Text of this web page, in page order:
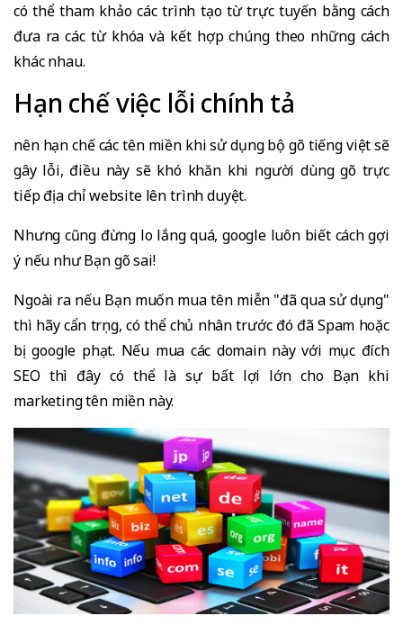
có thể tham khảo các trình tạo từ trực tuyến bằng cách
đưa ra các từ khóa và kết hợp chúng theo những cách
khác nhau.
Hạn chế việc lỗi chính tả
nên hạn chế các tên miền khi sử dụng bộ gõ tiếng việt sẽ
gây lỗi, điều này sẽ khó khăn khi người dùng gõ trực
tiếp địa chỉ website lên trình duyệt.
Nhưng cũng đừng lo lắng quá, google luôn biết cách gợi
ý nếu như Bạn gõ sai!
Ngoài ra nếu Bạn muốn mua tên miễn "đã qua sử dụng"
thì hãy cẩn trọng, có thể chủ nhân trước đó đã Spam hoặc
bị google phạt. Nếu mua các domain này với mục đích
SEO thì đây có thể là sự bất lợi lớn cho Bạn khi
marketing tên miền này.